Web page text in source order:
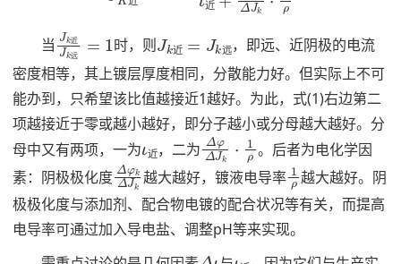
当
近Jk
1
时，则
，即远、近阴极的电流
密度相等，其上镀层厚度相同，分散能力好。但实际上不可
能办到，只希望该比值越接近1越好。为此，式(1)右边第二
项越接近于零或越小越好，即分子越小或分母越大越好。分
母中又有两项，一为
ι
近
，二为
Δφ
ΔJk·1ρ
。后者为电化学因
素：阴极极化度
Δ
φkΔ J
k
越大越好，镀液电导率
1
ρ
越大越好。阴
极极化度与添加剂、配合物电镀的配合状况等有关，而提高
电导率可通过加入导电盐、调整pH等来实现。